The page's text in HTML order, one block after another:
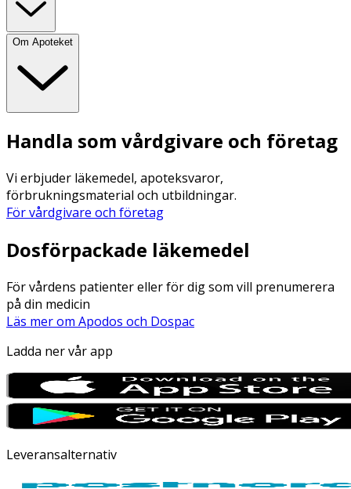
Om Apoteket
Handla som vårdgivare och företag
Vi erbjuder läkemedel, apoteksvaror,
förbrukningsmaterial och utbildningar.
För vårdgivare och företag
Dosförpackade läkemedel
För vårdens patienter eller för dig som vill prenumerera
på din medicin
Läs mer om Apodos och Dospac
Ladda ner vår app
Leveransalternativ